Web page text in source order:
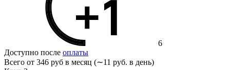
6
Доступно после оплаты
Всего от 346 руб в месяц (∼11 руб. в день)